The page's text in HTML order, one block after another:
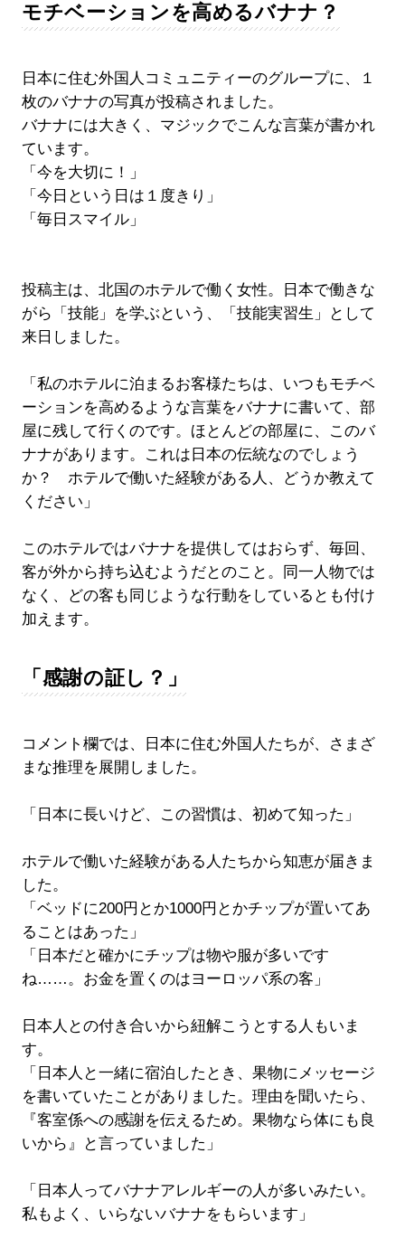
モチベーションを高めるバナナ？
日本に住む外国人コミュニティーのグループに、１
枚のバナナの写真が投稿されました。
バナナには大きく、マジックでこんな言葉が書かれ
ています。
「今を大切に！」
「今日という日は１度きり」
「毎日スマイル」
投稿主は、北国のホテルで働く女性。日本で働きな
がら「技能」を学ぶという、「技能実習生」として
来日しました。
「私のホテルに泊まるお客様たちは、いつもモチベ
ーションを高めるような言葉をバナナに書いて、部
屋に残して行くのです。ほとんどの部屋に、このバ
ナナがあります。これは日本の伝統なのでしょう
か？ ホテルで働いた経験がある人、どうか教えて
ください」
このホテルではバナナを提供してはおらず、毎回、
客が外から持ち込むようだとのこと。同一人物では
なく、どの客も同じような行動をしているとも付け
加えます。
「感謝の証し？」
コメント欄では、日本に住む外国人たちが、さまざ
まな推理を展開しました。
「日本に長いけど、この習慣は、初めて知った」
ホテルで働いた経験がある人たちから知恵が届きま
した。
「ベッドに200円とか1000円とかチップが置いてあ
ることはあった」
「日本だと確かにチップは物や服が多いです
ね……。お金を置くのはヨーロッパ系の客」
日本人との付き合いから紐解こうとする人もいま
す。
「日本人と一緒に宿泊したとき、果物にメッセージ
を書いていたことがありました。理由を聞いたら、
『客室係への感謝を伝えるため。果物なら体にも良
いから』と言っていました」
「日本人ってバナナアレルギーの人が多いみたい。
私もよく、いらないバナナをもらいます」